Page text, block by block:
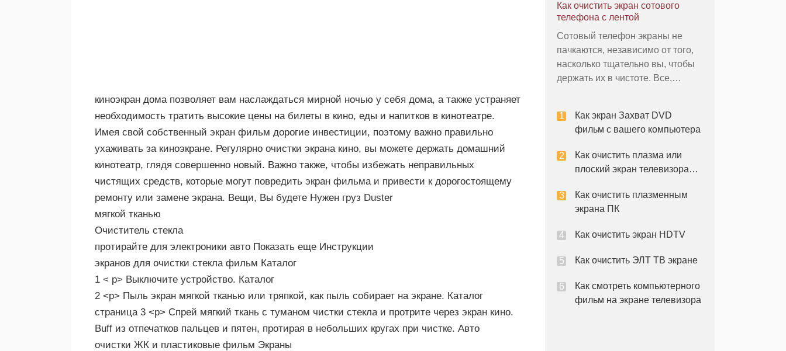
киноэкран дома позволяет вам наслаждаться мирной ночью у себя дома, а также устраняет
необходимость тратить высокие цены на билеты в кино, еды и напитков в кинотеатре.
Имея свой собственный экран фильм дорогие инвестиции, поэтому важно правильно
ухаживать за киноэкране. Регулярно очистки экрана кино, вы можете держать домашний
кинотеатр, глядя совершенно новый. Важно также, чтобы избежать неправильных
чистящих средств, которые могут повредить экран фильма и привести к дорогостоящему
ремонту или замене экрана. Вещи, Вы будете Нужен груз Duster
мягкой тканью
Очиститель стекла
протирайте для электроники авто Показать еще Инструкции
экранов для очистки стекла фильм Каталог
1 < р> Выключите устройство. Каталог
2 <р> Пыль экран мягкой тканью или тряпкой, как пыль собирает на экране. Каталог
страница 3 <р> Спрей мягкий ткань с туманом чистки стекла и протрите через экран кино.
Buff из отпечатков пальцев и пятен, протирая в небольших кругах при чистке. Авто
очистки ЖК и пластиковые фильм Экраны
блестящей, эстетически стекла,
гладкой и способствует легким
движением пальца, что делает
навигацию по Droid X просто. К
сожалению, это блестящий с
Как очистить экран сотового
телефона с лентой
Сотовый телефон экраны не
пачкаются, независимо от того,
насколько тщательно вы, чтобы
держать их в чистоте. Все,
содержащихся в коже человека
ставят пятна по всему
сенсорных экранов, так. Наличие
чистого экрана сотового
Как экран Захват DVD
фильм с вашего компьютера
Как очистить плазма или
плоский экран телевизора
Как очистить плазменным
экрана ПК
Как очистить экран HDTV
Как очистить ЭЛТ ТВ экране
Как смотреть компьютерного
фильм на экране телевизора